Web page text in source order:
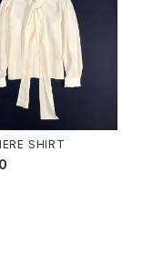
SHIRT